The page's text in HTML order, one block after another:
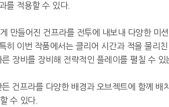
를 적용할 수 있다.
만들어진 건프라를 전투에 내보내 다양한 미
히 이번 작품에서는 클리어 시간과 적을 물리
장비를 장비해 전략적인 플레이를 펼칠 수
건프라를 다양한 배경과 오브젝트에 함께
수 있다.